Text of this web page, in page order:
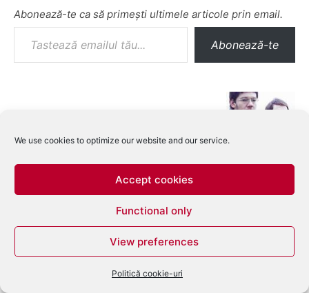
We use cookies to optimize our website and our service.
Accept cookies
Functional only
View preferences
Politică cookie-uri
Abonează-te ca să primești ultimele articole prin email.
Tastează emailul tău...
Abonează-te